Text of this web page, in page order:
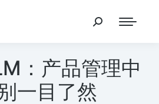
：产品管理中
一目了然